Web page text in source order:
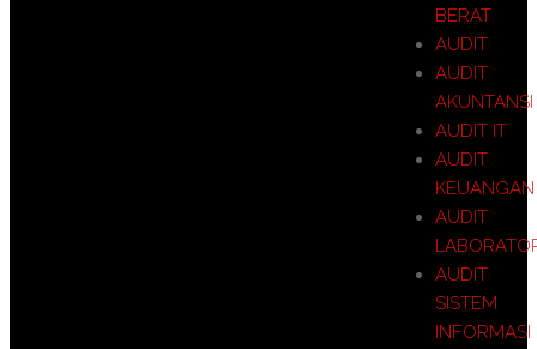
BERAT
AUDIT
AUDIT
AKUNTANSI
AUDIT IT
AUDIT
KEUANGAN
AUDIT
AUDIT
SISTEM
INFORMASI